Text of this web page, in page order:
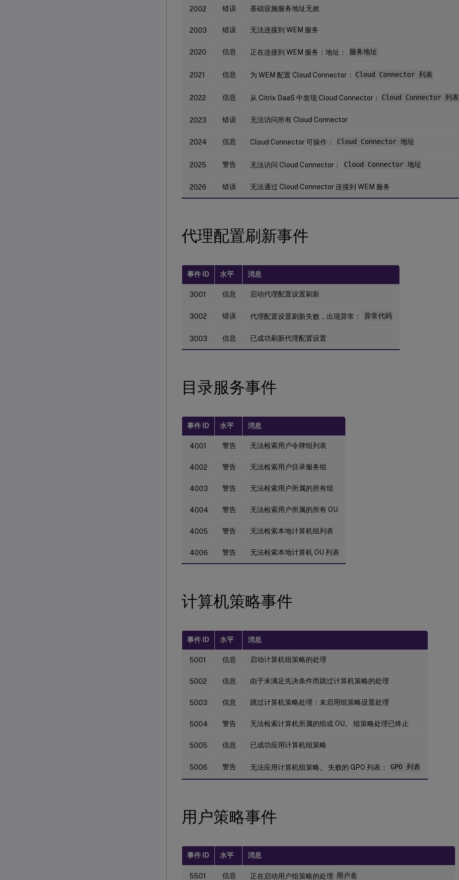
2002 错误 基础设施服务地址无效
2003 错误 无法连接到 WEM 服务
2020 信息 正在连接到 WEM 服务：地址： 服务地址
2021 信息 为 WEM 配置 Cloud Connector： Cloud Connector 列表
2022 信息 从 Citrix DaaS 中发现 Cloud Connector： Cloud Connector 列表
2023 错误 无法访问所有 Cloud Connector
2024 信息 Cloud Connector 可操作： Cloud Connector 地址
2025 警告 无法访问 Cloud Connector： Cloud Connector 地址
2026 错误 无法通过 Cloud Connector 连接到 WEM 服务
代理配置刷新事件
事件 ID 水平 消息
3001 信息 启动代理配置设置刷新
3002 错误 代理配置设置刷新失败，出现异常： 异常代码
3003 信息 已成功刷新代理配置设置
目录服务事件
事件 ID 水平 消息
4001 警告 无法检索用户令牌组列表
4002 警告 无法检索用户目录服务组
4003 警告 无法检索用户所属的所有组
4004 警告 无法检索用户所属的所有 OU
4005 警告 无法检索本地计算机组列表
4006 警告 无法检索本地计算机 OU 列表
计算机策略事件
事件 ID 水平 消息
5001 信息 启动计算机组策略的处理
5002 信息 由于未满足先决条件而跳过计算机策略的处理
5003 信息 跳过计算机策略处理：未启用组策略设置处理
5004 警告 无法检索计算机所属的组或 OU。 组策略处理已终止
5005 信息 已成功应用计算机组策略
5006 警告 无法应用计算机组策略。 失败的 GPO 列表： GPO 列表
用户策略事件
事件 ID 水平 消息
5501 信息 正在启动用户组策略的处理 用户名